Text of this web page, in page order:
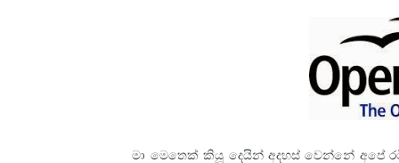
මා මෙතෙක් කියූ දෙයින් අදහස් වෙන්නේ අපේ